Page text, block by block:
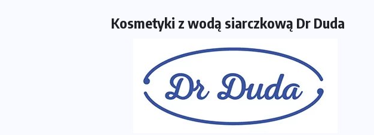
Kosmetyki z wodą siarczkową Dr Duda